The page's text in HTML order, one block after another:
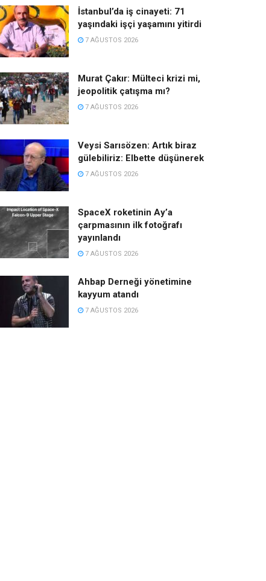
İstanbul’da iş cinayeti: 71
yaşındaki işçi yaşamını yitirdi
7 AĞUSTOS 2026
Murat Çakır: Mülteci krizi mi,
jeopolitik çatışma mı?
7 AĞUSTOS 2026
Veysi Sarısözen: Artık biraz
gülebiliriz: Elbette düşünerek
7 AĞUSTOS 2026
SpaceX roketinin Ay’a
çarpmasının ilk fotoğrafı
yayınlandı
7 AĞUSTOS 2026
Ahbap Derneği yönetimine
kayyum atandı
7 AĞUSTOS 2026